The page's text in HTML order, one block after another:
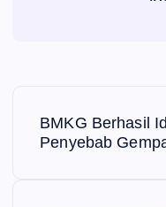
BMKG Berhasil
Penyebab